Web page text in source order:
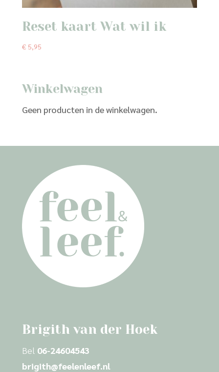
Reset kaart Wat wil ik
€ 5,95
Winkelwagen
Geen producten in de winkelwagen.
Brigith van der Hoek
Bel 06-24604543
brigith@feelenleef.nl